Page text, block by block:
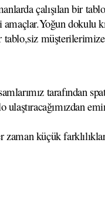
çalışılan bir
dokulu
tarafından
zaman küçük